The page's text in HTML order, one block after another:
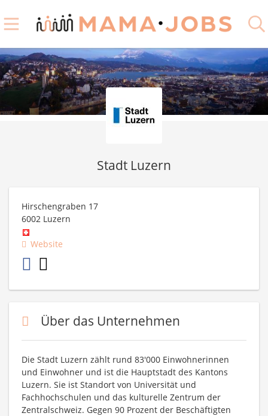
Stadt Luzern
Hirschengraben 17
6002 Luzern
Website
Über das Unternehmen
Die Stadt Luzern zählt rund 83'000 Einwohnerinnen
und Einwohner und ist die Hauptstadt des Kantons
Luzern. Sie ist Standort von Universität und
Fachhochschulen und das kulturelle Zentrum der
Zentralschweiz. Gegen 90 Prozent der Beschäftigten